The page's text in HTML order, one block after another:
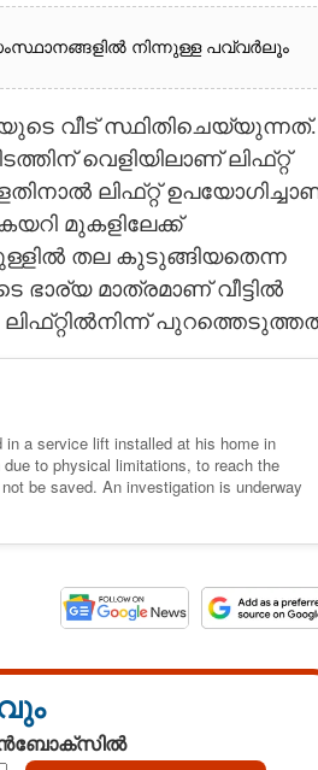
നിന്നുള്ള പവ്വർലൂം
വീട് സ്ഥിതിചെയ്യുന്നത്.
വെളിയിലാണ് ലിഫ്‌റ്റ്‌
ലിഫ്‌റ്റ്
മുകളിലേക്ക്
തല കുടുങ്ങിയതെന്ന
ഭാര്യ മാത്രമാണ് വീട്ടിൽ
in a service lift installed at his home in
to physical limitations, to reach the
be saved. An investigation is underway